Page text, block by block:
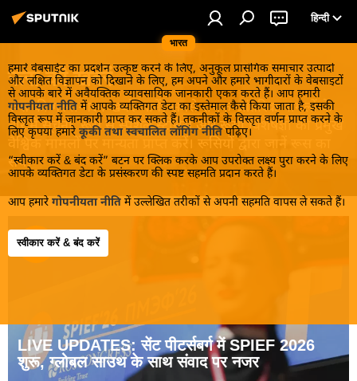
भारत
हिन्दी
हमारे वेबसाईट का प्रदर्शन उत्कृष्ट करने के लिए, अनुकूल प्रासंगिक समाचार उत्पादों
और लक्षित विज्ञापन को दिखाने के लिए, हम अपने और हमारे भागीदारों के वेबसाइटों
से आपके बारे में अवैयक्तिक व्यावसायिक जानकारी एकत्र करते हैं। आप हमारी
गोपनीयता नीति में आपके व्यक्तिगत डेटा का इस्तेमाल कैसे किया जाता है, इसकी
विस्तृत रूप में जानकारी प्राप्त कर सकते हैं। तकनीकों के विस्तृत वर्णन प्राप्त करने के
लिए कृपया हमारे कूकी तथा स्वचालित लॉगिंग नीति पढ़िए।
“स्वीकार करें & बंद करें” बटन पर क्लिक करके आप उपरोक्त लक्ष्य पुरा करने के लिए
आपके व्यक्तिगत डेटा के प्रसंस्करण की स्पष्ट सहमति प्रदान करते हैं।
आप हमारे गोपनीयता नीति में उल्लेखित तरीकों से अपनी सहमति वापस ले सकते हैं।
स्वीकार करें & बंद करें
रूस की खबरें
रूस की गरमा-गरम खबरें जानें! सबसे रोचक आंतरिक मामलों के
बारे में सूचना, रूस से स्पेशल स्टोरीस और रूसी विशेषज्ञों की प्रमुख
वैश्विक मामलों पर मान्यता प्राप्त करें। रूसियों द्वारा जानें रूस का
सच!
LIVE UPDATES: सेंट पीटर्सबर्ग में SPIEF 2026
शुरू, ग्लोबल साउथ के साथ संवाद पर नजर